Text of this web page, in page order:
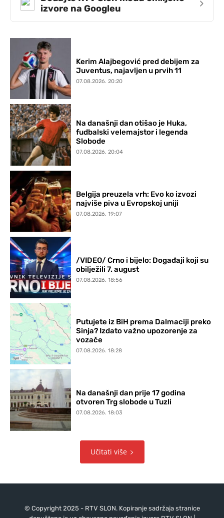
izvore na Googleu
›
Kerim Alajbegović pred debijem za
Juventus, najavljen u prvih 11
07.08.2026. 20:20
Na današnji dan otišao je Huka,
fudbalski velemajstor i legenda
Slobode
07.08.2026. 20:04
Belgija preuzela vrh: Evo ko izvozi
najviše piva u Evropskoj uniji
07.08.2026. 19:07
/VIDEO/ Crno i bijelo: Događaji koji su
obilježili 7. august
07.08.2026. 18:56
Putujete iz BiH prema Dalmaciji preko
Sinja? Izdato važno upozorenje za
vozače
07.08.2026. 18:28
Na današnji dan prije 17 godina
otvoren Trg slobode u Tuzli
07.08.2026. 18:03
Učitati više
© Copyright 2025 - RTV SLON. Kopiranje sadržaja stranice